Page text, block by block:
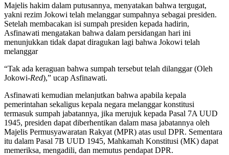
Majelis hakim dalam putusannya, menyatakan bahwa tergugat,
yakni rezim Jokowi telah melanggar sumpahnya sebagai presiden.
Setelah membacakan isi sumpah presiden kepada hadirin,
Asfinawati mengatakan bahwa dalam persidangan hari ini
menunjukkan tidak dapat diragukan lagi bahwa Jokowi telah
melanggar
“Tak ada keraguan bahwa sumpah tersebut telah dilanggar (Oleh
Jokowi-Red),” ucap Asfinawati.
Asfinawati kemudian melanjutkan bahwa apabila kepala
pemerintahan sekaligus kepala negara melanggar konstitusi
termasuk sumpah jabatannya, jika merujuk kepada Pasal 7A UUD
1945, presiden dapat diberhentikan dalam masa jabatannya oleh
Majelis Permusyawaratan Rakyat (MPR) atas usul DPR. Sementara
itu dalam Pasal 7B UUD 1945, Mahkamah Konstitusi (MK) dapat
memeriksa, mengadili, dan memutus pendapat DPR.